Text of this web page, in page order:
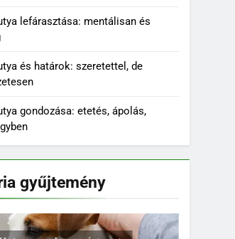
lefárasztása: mentálisan és
és határok: szeretettel, de
gondozása: etetés, ápolás,
gyűjtemény